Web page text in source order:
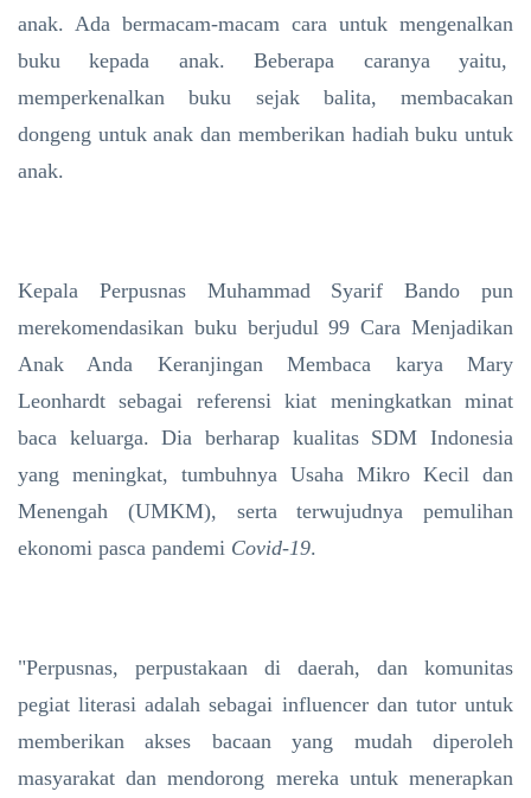
anak. Ada bermacam-macam cara untuk mengenalkan
buku kepada anak. Beberapa caranya yaitu,
memperkenalkan buku sejak balita, membacakan
dongeng untuk anak dan memberikan hadiah buku untuk
anak.
Kepala Perpusnas Muhammad Syarif Bando pun
merekomendasikan buku berjudul 99 Cara Menjadikan
Anak Anda Keranjingan Membaca karya Mary
Leonhardt sebagai referensi kiat meningkatkan minat
baca keluarga. Dia berharap kualitas SDM Indonesia
yang meningkat, tumbuhnya Usaha Mikro Kecil dan
Menengah (UMKM), serta terwujudnya pemulihan
ekonomi pasca pandemi Covid-19.
"Perpusnas, perpustakaan di daerah, dan komunitas
pegiat literasi adalah sebagai influencer dan tutor untuk
memberikan akses bacaan yang mudah diperoleh
masyarakat dan mendorong mereka untuk menerapkan